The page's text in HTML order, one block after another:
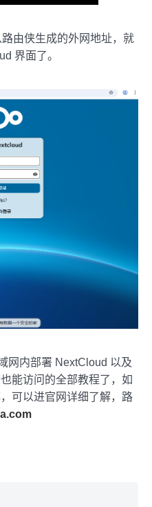
由侠生成的外网地址，就
界面了。
网内部署 NextCloud 以及
能访问的全部教程了，如
可以进官网详细了解，路